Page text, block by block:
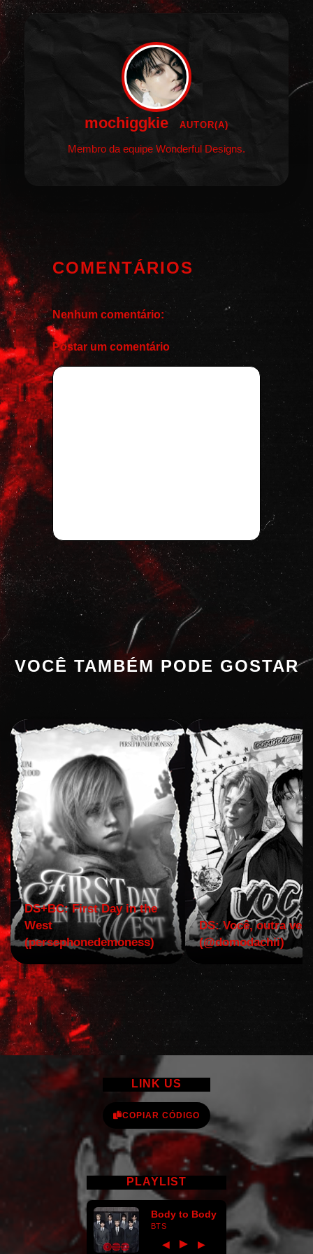
mochiggkie AUTOR(A)
Membro da equipe Wonderful Designs.
COMENTÁRIOS
Nenhum comentário:
Postar um comentário
VOCÊ TAMBÉM PODE GOSTAR
DS+BC: First Day in the
West
(persephonedemoness)
DS: Você, outra vez!
(@domodachii)
LINK US
COPIAR CÓDIGO
PLAYLIST
Body to Body
BTS
◀ ► ▶